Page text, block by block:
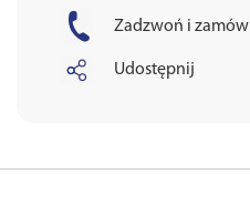
Zadzwoń i zamów
Udostępnij